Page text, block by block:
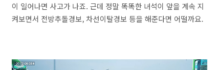
이 일어나면 사고가 나죠. 근데 정말 똑똑한 녀석이 앞을 계속 지
켜보면서 전방추돌경보, 차선이탈경보 등을 해준다면 어떨까요.